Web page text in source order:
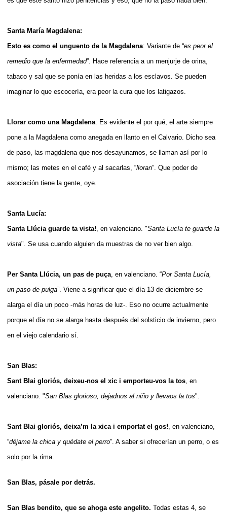
Santa María Magdalena:
Esto es como el unguento de la Magdalena: Variante de “es peor el
remedio que la enfermedad”. Hace referencia a un menjurje de orina,
tabaco y sal que se ponía en las heridas a los esclavos. Se pueden
imaginar lo que escocería, era peor la cura que los latigazos.
Llorar como una Magdalena: Es evidente el por qué, el arte siempre
pone a la Magdalena como anegada en llanto en el Calvario. Dicho sea
de paso, las magdalena que nos desayunamos, se llaman así por lo
mismo; las metes en el café y al sacarlas, “lloran”. Que poder de
asociación tiene la gente, oye.
Santa Lucía:
Santa Llúcia guarde ta vista! , en valenciano. "Santa Lucía te guarde la
vista". Se usa cuando alguien da muestras de no ver bien algo.
Per Santa Llúcia, un pas de puça , en valenciano. “Por Santa Lucía,
un paso de pulga”. Viene a significar que el día 13 de diciembre se
alarga el día un poco -más horas de luz-. Eso no ocurre actualmente
porque el día no se alarga hasta después del solsticio de invierno, pero
en el viejo calendario sí.
San Blas:
Sant Blai gloriós, deixeu-nos el xic i emporteu-vos la tos , en
valenciano. "San Blas glorioso, dejadnos al niño y llevaos la tos".
Sant Blai gloriós, deixa’m la xica i emportat el gos! , en valenciano,
“déjame la chica y quédate el perro”. A saber si ofrecerían un perro, o es
solo por la rima.
San Blas, pásale por detrás.
San Blas bendito, que se ahoga este angelito. Todas estas 4, se